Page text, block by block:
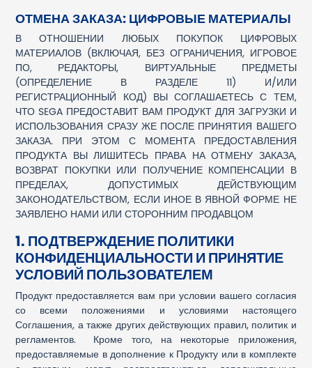
ОТМЕНА ЗАКАЗА: ЦИФРОВЫЕ МАТЕРИАЛЫ
В ОТНОШЕНИИ ЛЮБЫХ ПОКУПОК ЦИФРОВЫХ
МАТЕРИАЛОВ (ВКЛЮЧАЯ, БЕЗ ОГРАНИЧЕНИЯ, ИГРОВОЕ
ПО, РЕДАКТОРЫ, ВИРТУАЛЬНЫЕ ПРЕДМЕТЫ
(ОПРЕДЕЛЕНИЕ В РАЗДЕЛЕ 11) И/ИЛИ
РЕГИСТРАЦИОННЫЙ КОД) ВЫ СОГЛАШАЕТЕСЬ С ТЕМ,
ЧТО SEGA ПРЕДОСТАВИТ ВАМ ПРОДУКТ ДЛЯ ЗАГРУЗКИ И
ИСПОЛЬЗОВАНИЯ СРАЗУ ЖЕ ПОСЛЕ ПРИНЯТИЯ ВАШЕГО
ЗАКАЗА. ПРИ ЭТОМ С МОМЕНТА ПРЕДОСТАВЛЕНИЯ
ПРОДУКТА ВЫ ЛИШИТЕСЬ ПРАВА НА ОТМЕНУ ЗАКАЗА,
ВОЗВРАТ ПОКУПКИ ИЛИ ПОЛУЧЕНИЕ КОМПЕНСАЦИИ В
ПРЕДЕЛАХ, ДОПУСТИМЫХ ДЕЙСТВУЮЩИМ
ЗАКОНОДАТЕЛЬСТВОМ, ЕСЛИ ИНОЕ В ЯВНОЙ ФОРМЕ НЕ
ЗАЯВЛЕНО НАМИ ИЛИ СТОРОННИМ ПРОДАВЦОМ
1. ПОДТВЕРЖДЕНИЕ ПОЛИТИКИ
КОНФИДЕНЦИАЛЬНОСТИ И ПРИНЯТИЕ
УСЛОВИЙ ПОЛЬЗОВАТЕЛЕМ
Продукт предоставляется вам при условии вашего согласия
со всеми положениями и условиями настоящего
Соглашения, а также других действующих правил, политик и
регламентов. Кроме того, на некоторые приложения,
предоставляемые в дополнение к Продукту или в комплекте